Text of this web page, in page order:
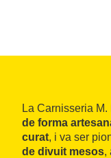
La Carnisseria
de forma
curat, i va ser
de divuit mesos,